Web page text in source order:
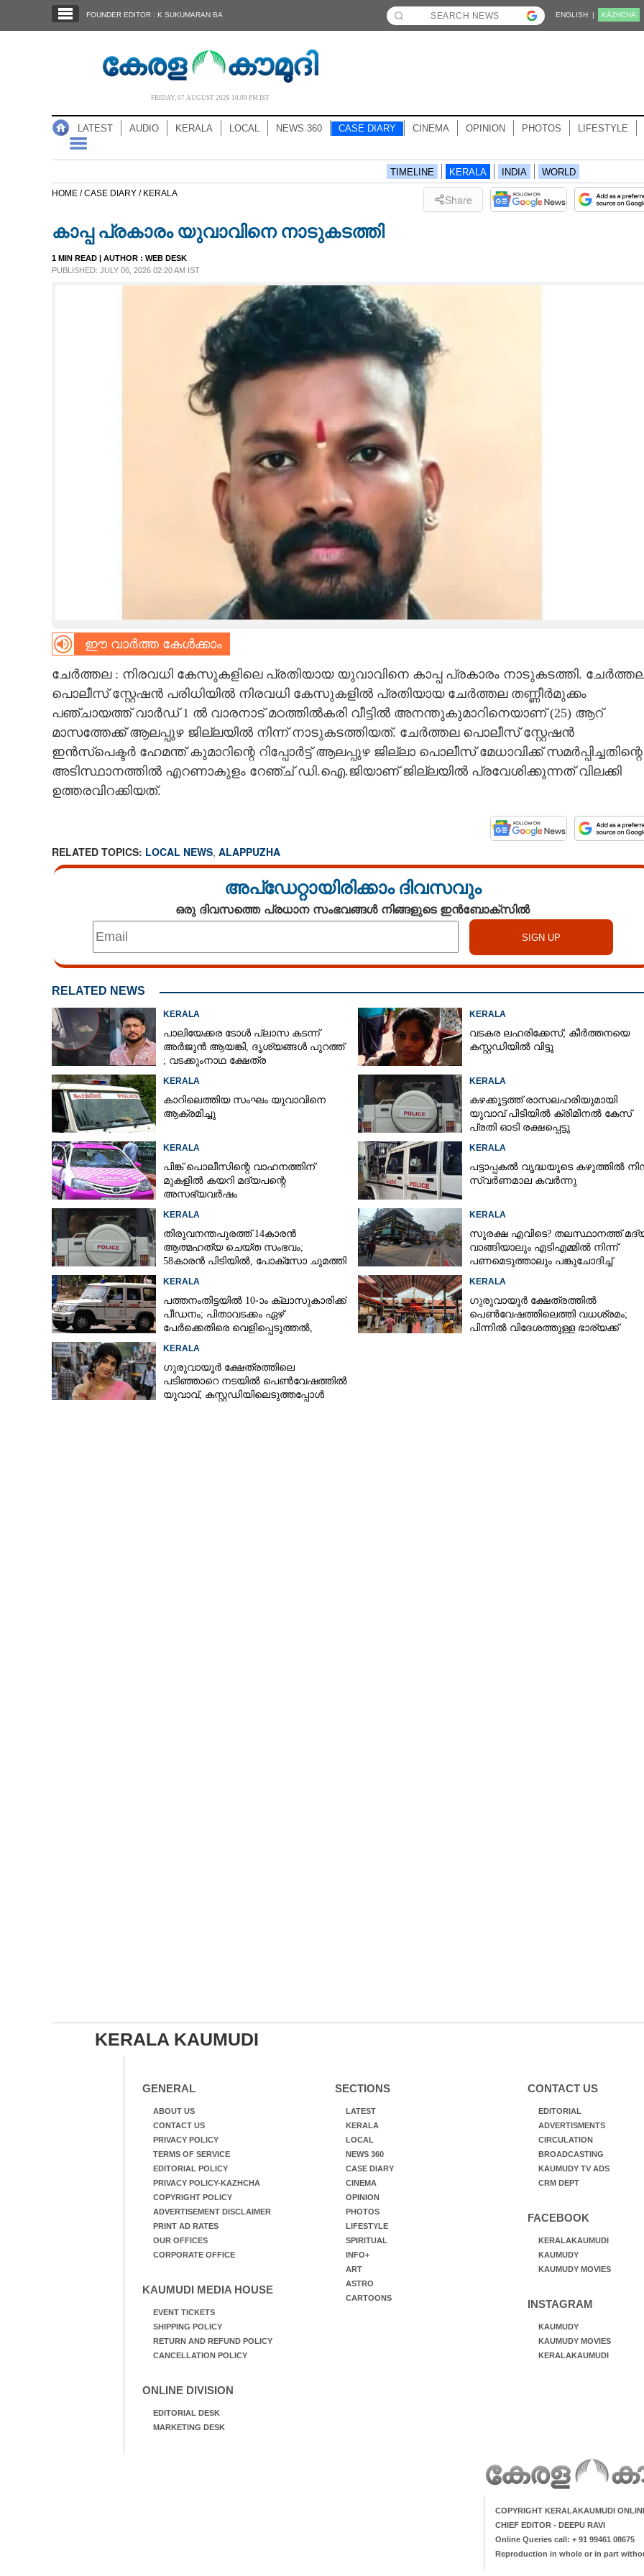
NOTIFIED NEWS
LITERATURE
CONTACT US
FOUNDER EDITOR : K SUKUMARAN BA ENGLISH | KĀZHCHA
FRIDAY, 07 AUGUST 2026 10.09 PM IST
LATEST AUDIO KERALA LOCAL NEWS 360 CASE DIARY CINEMA OPINION PHOTOS LIFESTYLE
TIMELINE KERALA INDIA WORLD
HOME /CASE DIARY / KERALA Share
കാപ്പ പ്രകാരം യുവാവിനെ നാടുകടത്തി
1 MIN READ | AUTHOR : WEB DESK
PUBLISHED: JULY 06, 2026 02:20 AM IST
ഈ വാർത്ത കേൾക്കാം
ചേർത്തല : നിരവധി കേസുകളിലെ പ്രതിയായ യുവാവിനെ കാപ്പ പ്രകാരം നാടുകടത്തി.
പൊലീസ് സ്റ്റേഷൻ പരിധിയിൽ നിരവധി കേസുകളിൽ പ്രതിയായ ചേർത്തല തണ്ണീർമുക്കം
പഞ്ചായത്ത് വാർഡ് 1 ൽ വാരനാട് മഠത്തിൽകരി വീട്ടിൽ അനന്തുകുമാറിനെയാണ് (25) ആറ്
മാസത്തേക്ക് ആലപ്പുഴ ജില്ലയിൽ നിന്ന് നാടുകടത്തിയത്. ചേർത്തല പൊലീസ് സ്റ്റേഷൻ
ഇൻസ്പെക്ടർ ഹേമന്ത് കുമാറിന്റെ റിപ്പോർട്ട് ആലപ്പുഴ ജില്ലാ പൊലീസ് മേധാവിക്ക് സമർപ്പിച്ചതിന്റെ
അടിസ്ഥാനത്തിൽ എറണാകുളം റേഞ്ച് ഡി.ഐ.ജിയാണ് ജില്ലയിൽ പ്രവേശിക്കുന്നത് വിലക്കി
ഉത്തരവിറക്കിയത്.
RELATED TOPICS: LOCAL NEWS, ALAPPUZHA
അപ്ഡേറ്റായിരിക്കാം ദിവസവും
ഒരു ദിവസത്തെ പ്രധാന സംഭവങ്ങൾ നിങ്ങളുടെ ഇൻബോക്സിൽ
RELATED NEWS
KERALA
പാലിയേക്കര ടോൾ പ്ലാസ കടന്ന്
അർജുൻ ആയങ്കി,​ ദൃശ്യങ്ങൾ പുറത്ത്
; വടക്കുംനാഥ ക്ഷേത്ര
KERALA
വടകര ലഹരിക്കേസ്; കീർത്തനയെ
കസ്റ്റഡിയിൽ വിട്ടു
KERALA
കാറിലെത്തിയ സംഘം യുവാവിനെ
ആക്രമിച്ചു
KERALA
കഴക്കൂട്ടത്ത് രാസലഹരിയുമായി
യുവാവ് പിടിയിൽ ക്രിമിനൽ കേസ്
പ്രതി ഓടി രക്ഷപ്പെട്ടു
KERALA
പിങ്ക് പൊലീസിന്റെ വാഹനത്തിന്
മുകളിൽ കയറി മദ്യപന്റെ
അസഭ്യവ‌ർഷം
KERALA
പട്ടാപ്പകൽ വൃദ്ധയുടെ കഴുത്തിൽ
സ്വർണമാല കവർന്നു
KERALA
തിരുവനന്തപുരത്ത് 14കാരൻ
ആത്മഹത്യ ചെയ്ത സംഭവം;
58കാരൻ പിടിയിൽ, പോക്‌സോ ചുമത്തി
KERALA
സുരക്ഷ എവിടെ?​ തലസ്ഥാനത്ത്
വാങ്ങിയാലും എടിഎമ്മിൽ നിന്ന്
പണമെടുത്താലും പങ്കുചോദിച്ച്
KERALA
പത്തനംതിട്ടയിൽ 10-ാം ക്ലാസുകാരിക്ക്
പീഡനം; പിതാവടക്കം ഏഴ്
പേർക്കെതിരെ വെളിപ്പെടുത്തൽ,
KERALA
ഗുരുവായൂർ ക്ഷേത്രത്തിൽ
പെൺവേഷത്തിലെത്തി വധശ്രമം;
പിന്നിൽ വിദേശത്തുള്ള ഭാര്യക്ക്
KERALA
ഗുരുവായൂർ ക്ഷേത്രത്തിലെ
പടിഞ്ഞാറെ നടയിൽ പെൺവേഷത്തിൽ
യുവാവ്,​ കസ്റ്റഡിയിലെടുത്തപ്പോൾ
KERALA KAUMUDI
GENERAL
ABOUT US
CONTACT US
PRIVACY POLICY
TERMS OF SERVICE
EDITORIAL POLICY
PRIVACY POLICY-KAZHCHA
COPYRIGHT POLICY
ADVERTISEMENT DISCLAIMER
PRINT AD RATES
OUR OFFICES
CORPORATE OFFICE
KAUMUDI MEDIA HOUSE
EVENT TICKETS
SHIPPING POLICY
RETURN AND REFUND POLICY
CANCELLATION POLICY
ONLINE DIVISION
EDITORIAL DESK
MARKETING DESK
SECTIONS
LATEST
KERALA
LOCAL
NEWS 360
CASE DIARY
CINEMA
OPINION
PHOTOS
LIFESTYLE
SPIRITUAL
INFO+
ART
ASTRO
CARTOONS
CONTACT US
EDITORIAL
ADVERTISMENTS
CIRCULATION
BROADCASTING
KAUMUDY TV ADS
CRM DEPT
FACEBOOK
KERALAKAUMUDI
KAUMUDY
KAUMUDY MOVIES
INSTAGRAM
KAUMUDY
KAUMUDY MOVIES
KERALAKAUMUDI
COPYRIGHT KERALAKAUMUDI
CHIEF EDITOR - DEEPU RAVI
Online Queries call: + 91 99461 08675
Reproduction in whole or in part
കാപ്പ പ്രകാരം യുവാവിനെ നാടുകടത്തി
Share this link